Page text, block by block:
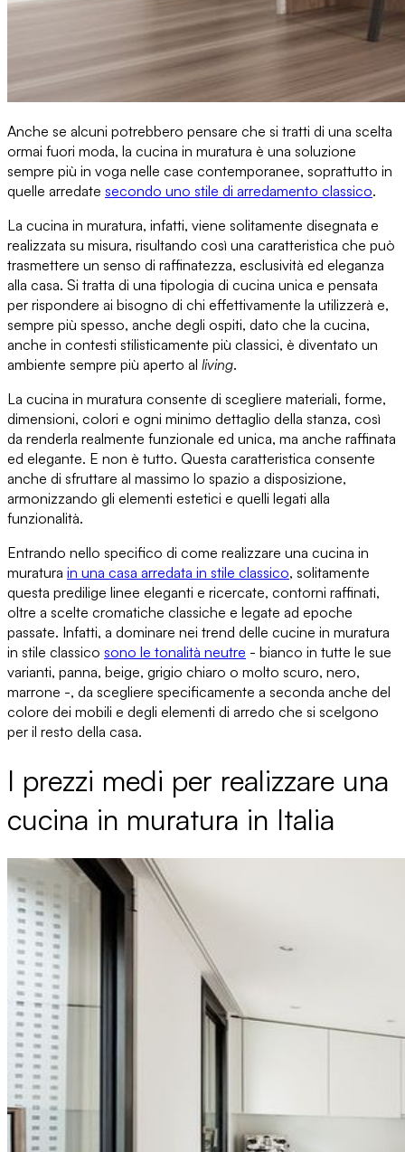
Anche se alcuni potrebbero pensare che si tratti di una scelta
ormai fuori moda, la cucina in muratura è una soluzione
sempre più in voga nelle case contemporanee, soprattutto in
quelle arredate secondo uno stile di arredamento classico.
La cucina in muratura, infatti, viene solitamente disegnata e
realizzata su misura, risultando così una caratteristica che può
trasmettere un senso di raffinatezza, esclusività ed eleganza
alla casa. Si tratta di una tipologia di cucina unica e pensata
per rispondere ai bisogno di chi effettivamente la utilizzerà e,
sempre più spesso, anche degli ospiti, dato che la cucina,
anche in contesti stilisticamente più classici, è diventato un
ambiente sempre più aperto al living.
La cucina in muratura consente di scegliere materiali, forme,
dimensioni, colori e ogni minimo dettaglio della stanza, così
da renderla realmente funzionale ed unica, ma anche raffinata
ed elegante. E non è tutto. Questa caratteristica consente
anche di sfruttare al massimo lo spazio a disposizione,
armonizzando gli elementi estetici e quelli legati alla
funzionalità.
Entrando nello specifico di come realizzare una cucina in
muratura in una casa arredata in stile classico, solitamente
questa predilige linee eleganti e ricercate, contorni raffinati,
oltre a scelte cromatiche classiche e legate ad epoche
passate. Infatti, a dominare nei trend delle cucine in muratura
in stile classico sono le tonalità neutre - bianco in tutte le sue
varianti, panna, beige, grigio chiaro o molto scuro, nero,
marrone -, da scegliere specificamente a seconda anche del
colore dei mobili e degli elementi di arredo che si scelgono
per il resto della casa.
I prezzi medi per realizzare una
cucina in muratura in Italia